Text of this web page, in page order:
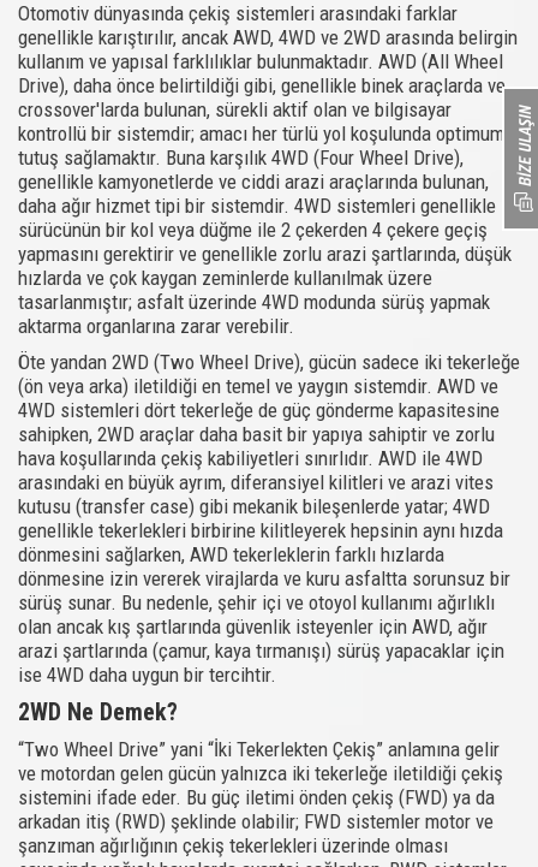
Otomotiv dünyasında çekiş sistemleri arasındaki farklar
genellikle karıştırılır, ancak AWD, 4WD ve 2WD arasında belirgin
kullanım ve yapısal farklılıklar bulunmaktadır. AWD (All Wheel
Drive), daha önce belirtildiği gibi, genellikle binek araçlarda ve
crossover'larda bulunan, sürekli aktif olan ve bilgisayar
kontrollü bir sistemdir; amacı her türlü yol koşulunda optimum
tutuş sağlamaktır. Buna karşılık 4WD (Four Wheel Drive),
genellikle kamyonetlerde ve ciddi arazi araçlarında bulunan,
daha ağır hizmet tipi bir sistemdir. 4WD sistemleri genellikle
sürücünün bir kol veya düğme ile 2 çekerden 4 çekere geçiş
yapmasını gerektirir ve genellikle zorlu arazi şartlarında, düşük
hızlarda ve çok kaygan zeminlerde kullanılmak üzere
tasarlanmıştır; asfalt üzerinde 4WD modunda sürüş yapmak
aktarma organlarına zarar verebilir.
Öte yandan 2WD (Two Wheel Drive), gücün sadece iki tekerleğe
(ön veya arka) iletildiği en temel ve yaygın sistemdir. AWD ve
4WD sistemleri dört tekerleğe de güç gönderme kapasitesine
sahipken, 2WD araçlar daha basit bir yapıya sahiptir ve zorlu
hava koşullarında çekiş kabiliyetleri sınırlıdır. AWD ile 4WD
arasındaki en büyük ayrım, diferansiyel kilitleri ve arazi vites
kutusu (transfer case) gibi mekanik bileşenlerde yatar; 4WD
genellikle tekerlekleri birbirine kilitleyerek hepsinin aynı hızda
dönmesini sağlarken, AWD tekerleklerin farklı hızlarda
dönmesine izin vererek virajlarda ve kuru asfaltta sorunsuz bir
sürüş sunar. Bu nedenle, şehir içi ve otoyol kullanımı ağırlıklı
olan ancak kış şartlarında güvenlik isteyenler için AWD, ağır
arazi şartlarında (çamur, kaya tırmanışı) sürüş yapacaklar için
ise 4WD daha uygun bir tercihtir.
2WD Ne Demek?
“Two Wheel Drive” yani “İki Tekerlekten Çekiş” anlamına gelir
ve motordan gelen gücün yalnızca iki tekerleğe iletildiği çekiş
sistemini ifade eder. Bu güç iletimi önden çekiş (FWD) ya da
arkadan itiş (RWD) şeklinde olabilir; FWD sistemler motor ve
şanzıman ağırlığının çekiş tekerlekleri üzerinde olması